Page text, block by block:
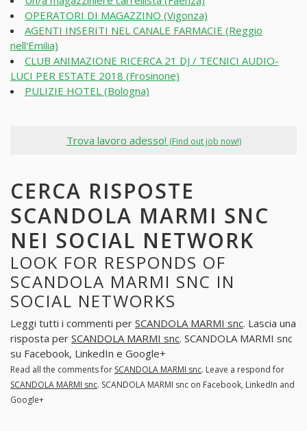
OPERATORI DI MAGAZZINO (Vigonza)
AGENTI INSERITI NEL CANALE FARMACIE (Reggio
nell'Emilia)
CLUB ANIMAZIONE RICERCA 21 DJ / TECNICI AUDIO-
LUCI PER ESTATE 2018 (Frosinone)
PULIZIE HOTEL (Bologna)
Trova lavoro adesso! (Find out job now!)
CERCA RISPOSTE
SCANDOLA MARMI SNC
NEI SOCIAL NETWORK
LOOK FOR RESPONDS OF
SCANDOLA MARMI SNC IN
SOCIAL NETWORKS
Leggi tutti i commenti per SCANDOLA MARMI snc. Lascia una
risposta per SCANDOLA MARMI snc. SCANDOLA MARMI snc
su Facebook, LinkedIn e Google+
Read all the comments for SCANDOLA MARMI snc. Leave a respond for
SCANDOLA MARMI snc. SCANDOLA MARMI snc on Facebook, LinkedIn and
Google+